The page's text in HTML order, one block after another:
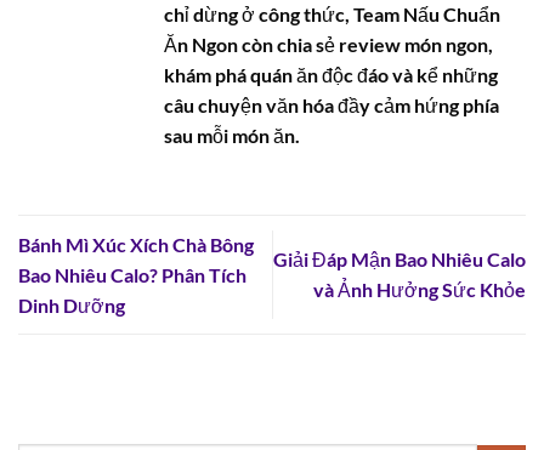
chỉ dừng ở công thức, Team Nấu Chuẩn
Ăn Ngon còn chia sẻ review món ngon,
khám phá quán ăn độc đáo và kể những
câu chuyện văn hóa đầy cảm hứng phía
sau mỗi món ăn.
Bánh Mì Xúc Xích Chà Bông
Bao Nhiêu Calo? Phân Tích
Dinh Dưỡng
Giải Đáp Mận Bao Nhiêu Calo
và Ảnh Hưởng Sức Khỏe